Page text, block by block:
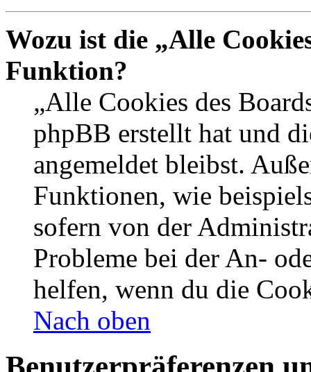
Wozu ist die „Alle
Funktion?
„Alle Cookies des
phpBB erstellt hat und
angemeldet bleibst.
Funktionen, wie
sofern von der
Probleme bei der An-
helfen, wenn du die
Nach oben